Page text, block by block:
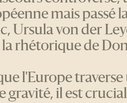
mais passé
Ursula von der
la rhétorique de
l'Europe
gravité, il est